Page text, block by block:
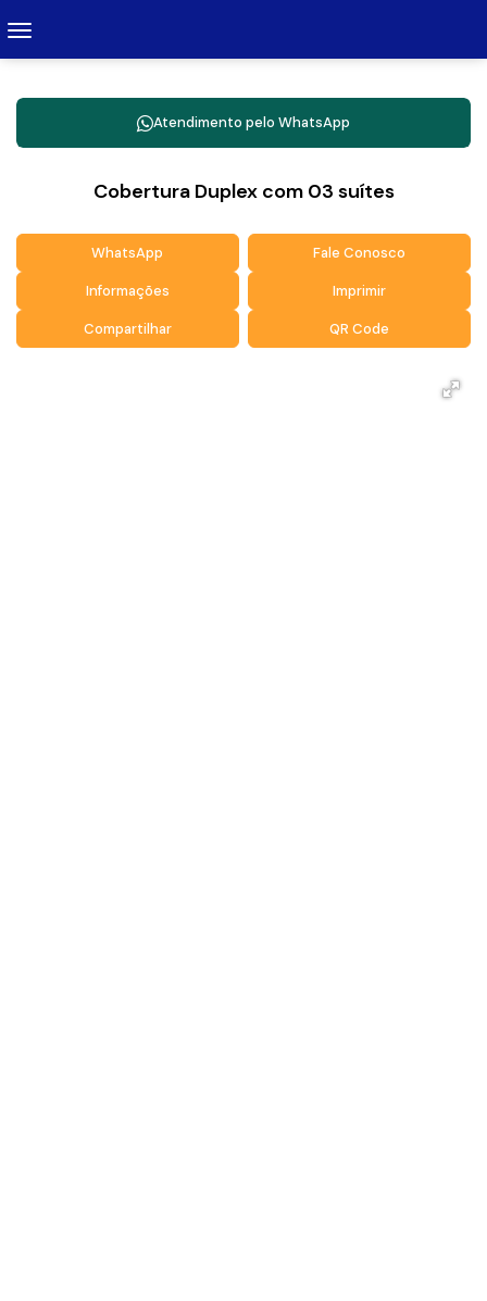
Atendimento pelo WhatsApp
Cobertura Duplex com 03 suítes
WhatsApp Fale Conosco
Informações Imprimir
Compartilhar QR Code